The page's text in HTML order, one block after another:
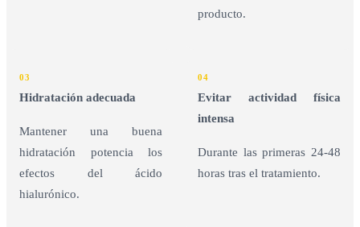
producto.
03
Hidratación adecuada
Mantener una buena
hidratación potencia los
efectos del ácido
hialurónico.
04
Evitar actividad física
intensa
Durante las primeras 24-48
horas tras el tratamiento.